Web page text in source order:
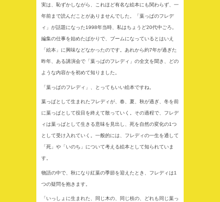
実は、恥ずかしながら、これほど有名な絵本にも関わらず、一
年前まで読んだことがありませんでした。「葉っぱのフレデ
ィ」が話題になった1998年当時、私はちょうど20代中ごろ。
編集の仕事を始めたばかりで、ブームになっているとはいえ
「絵本」に興味などなかったのです。あれから約7年が過ぎた
昨年、ある講演会で「葉っぱのフレディ」の全文を聞き、どの
ような内容かを初めて知りました。
「葉っぱのフレディ」、とってもいい絵本ですね。
葉っぱとして生まれたフレディが、春、夏、秋が過ぎ、冬を前
に葉っぱとして役目を終えて散っていく。その過程で、フレデ
ィは葉っぱとして生きる意味を見出し、死を自然の変化の1つ
として受け入れていく。一般的には、フレディの一生を通して
「死」や「いのち」について考える絵本として知られていま
す。
物語の中で、秋になり紅葉の季節を迎えたとき、フレディは1
つの疑問を抱きます。
「いっしょに生まれた、同じ木の、同じ枝の、どれも同じ葉っ